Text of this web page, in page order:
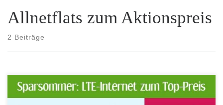
Allnetflats zum Aktionspreis
2 Beiträge